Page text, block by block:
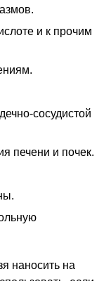
и к прочим
сосудистой
печени и почек.
наносить на